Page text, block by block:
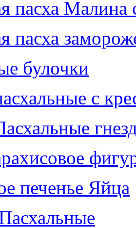
пасха Малина
пасха
булочки
с
печенье Яйца